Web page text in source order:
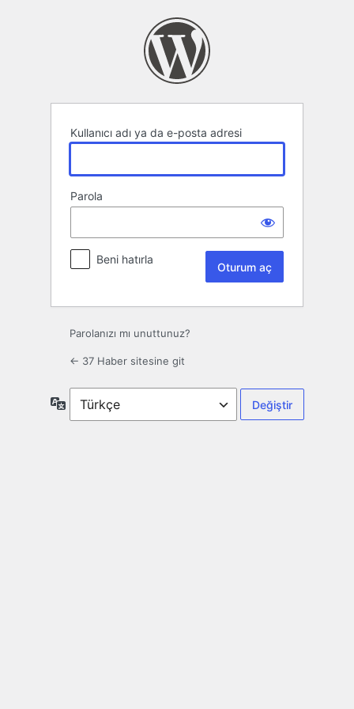
Kullanıcı adı ya da e-posta adresi
Parola
Beni hatırla
Parolanızı mı unuttunuz?
← 37 Haber sitesine git
Dil